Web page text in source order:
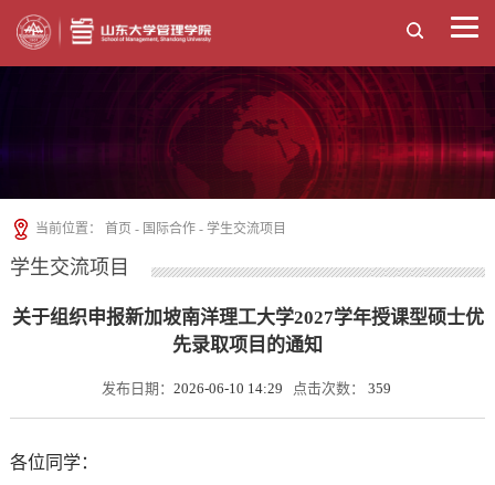
当前位置： 首页 - 国际合作 -学生交流项目
学生交流项目
关于组织申报新加坡南洋理工大学2027学年授课型硕士优
先录取项目的通知
发布日期： 2026-06-10 14:29 点击次数： 359
各位同学：